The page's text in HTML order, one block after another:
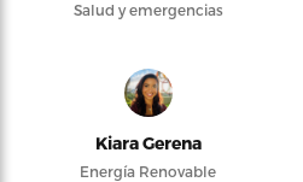
Salud y emergencias
Kiara Gerena
Energía Renovable